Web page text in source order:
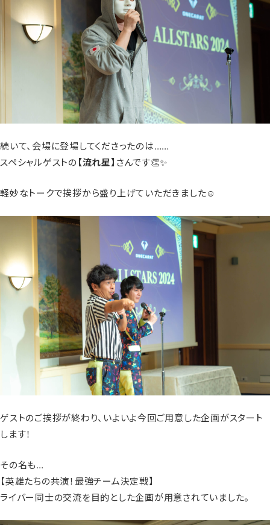
続いて、会場に登場してくださったのは……
スペシャルゲストの 【流れ星】 さんです👏✨
軽妙なトークで挨拶から盛り上げていただきました☺️
ゲストのご挨拶が終わり、いよいよ今回ご用意した企画がスタート
します！
その名も…
【英雄たちの共演！最強チーム決定戦】
ライバー同士の交流を目的とした企画が用意されていました。